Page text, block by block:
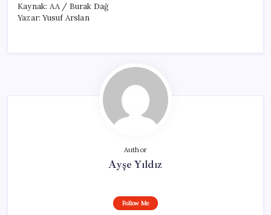
Kaynak: AA / Burak Dağ
Yazar: Yusuf Arslan
Author
Ayşe Yıldız
Follow Me